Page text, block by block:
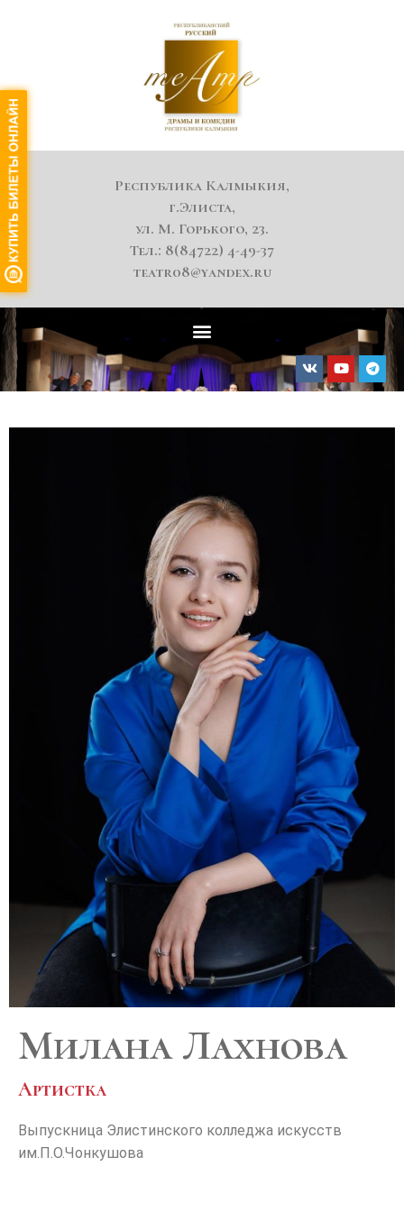
Республика Калмыкия,
г.Элиста,
ул. М. Горького, 23.
Тел.: 8(84722) 4-49-37
teatr08@yandex.ru
Милана Лахнова
Артистка
Выпускница Элистинского колледжа искусств
им.П.О.Чонкушова